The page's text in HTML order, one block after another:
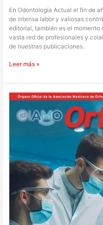
En Odontología Actual el fin de
de intensa labor y valiosas
editorial, también es el momento
vasta red de profesionales y
de nuestras publicaciones.
Leer más »
Ortodoncia